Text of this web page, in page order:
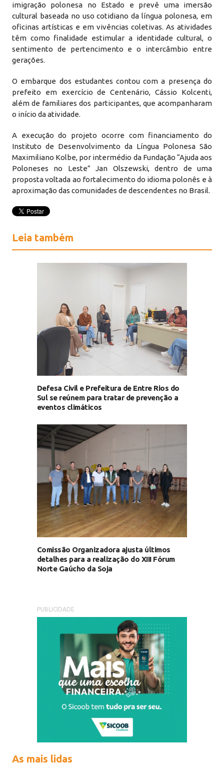
imigração polonesa no Estado e prevê uma imersão
cultural baseada no uso cotidiano da língua polonesa, em
oficinas artísticas e em vivências coletivas. As atividades
têm como finalidade estimular a identidade cultural, o
sentimento de pertencimento e o intercâmbio entre
gerações.
O embarque dos estudantes contou com a presença do
prefeito em exercício de Centenário, Cássio Kolcenti,
além de familiares dos participantes, que acompanharam
o início da atividade.
A execução do projeto ocorre com financiamento do
Instituto de Desenvolvimento da Língua Polonesa São
Maximiliano Kolbe, por intermédio da Fundação “Ajuda aos
Poloneses no Leste” Jan Olszewski, dentro de uma
proposta voltada ao fortalecimento do idioma polonês e à
aproximação das comunidades de descendentes no Brasil.
Leia também
Defesa Civil e Prefeitura de Entre Rios do
Sul se reúnem para tratar de prevenção a
eventos climáticos
Comissão Organizadora ajusta últimos
detalhes para a realização do XIII Fórum
Norte Gaúcho da Soja
PUBLICIDADE
As mais lidas